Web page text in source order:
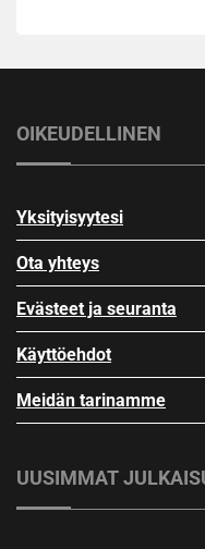
OIKEUDELLINEN
Yksityisyytesi
Ota yhteys
Evästeet ja seuranta
Käyttöehdot
Meidän tarinamme
UUSIMMAT